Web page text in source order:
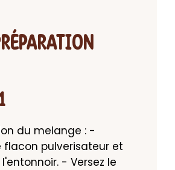
du melange : -
flacon pulverisateur et
- Versez le